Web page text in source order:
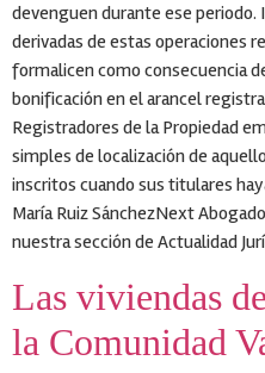
devenguen durante ese periodo.
derivadas de estas operaciones
formalicen como consecuencia
bonificación en el arancel
Registradores de la Propiedad
simples de localización de
inscritos cuando sus titulares
María Ruiz SánchezNext
nuestra sección de Actualidad
Las viviendas
la Comunidad